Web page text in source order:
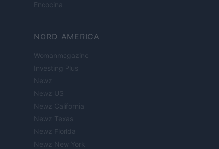
Encocina
NORD AMERICA
Womanmagazine
Investing Plus
Newz
Newz US
Newz California
Newz Texas
Newz Florida
Newz New York